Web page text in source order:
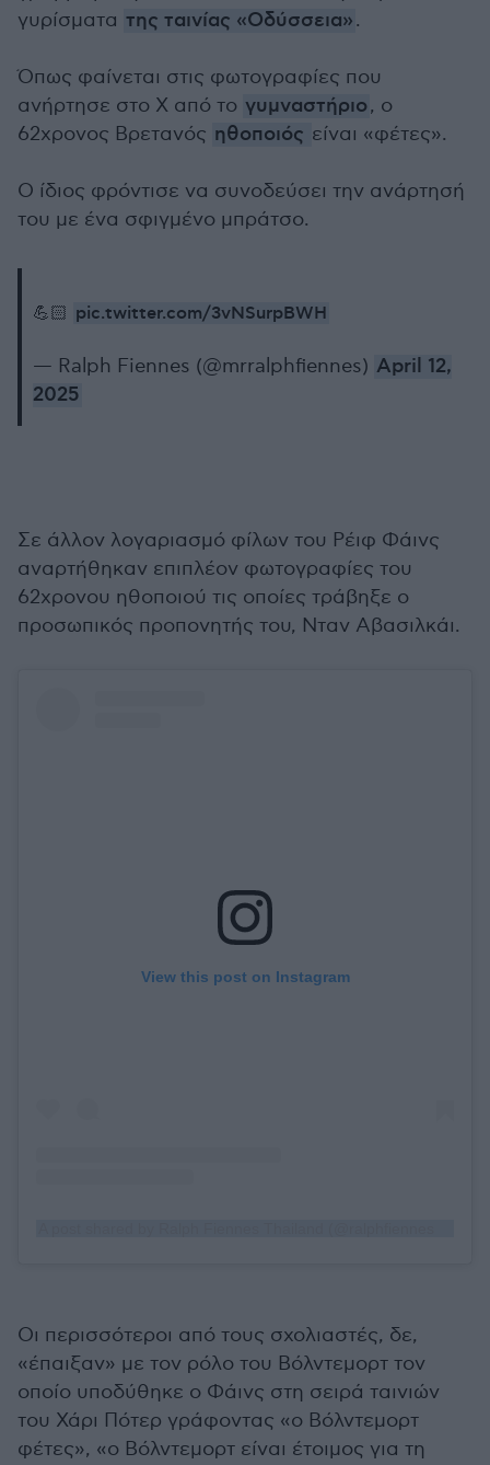
γυρίσματα της ταινίας «Οδύσσεια».
Όπως φαίνεται στις φωτογραφίες που
ανήρτησε στο Χ από το γυμναστήριο, ο
62χρονος Βρετανός ηθοποιός είναι «φέτες».
Ο ίδιος φρόντισε να συνοδεύσει την ανάρτησή
του με ένα σφιγμένο μπράτσο.
💪🏻 pic.twitter.com/3vNSurpBWH
— Ralph Fiennes (@mrralphfiennes) April 12,
2025
Σε άλλον λογαριασμό φίλων του Ρέιφ Φάινς
αναρτήθηκαν επιπλέον φωτογραφίες του
62χρονου ηθοποιού τις οποίες τράβηξε ο
προσωπικός προπονητής του, Νταν Αβασιλκάι.
View this post on Instagram
Οι περισσότεροι από τους σχολιαστές, δε,
«έπαιξαν» με τον ρόλο του Βόλντεμορτ τον
οποίο υποδύθηκε ο Φάινς στη σειρά ταινιών
του Χάρι Πότερ γράφοντας «ο Βόλντεμορτ
φέτες», «ο Βόλντεμορτ είναι έτοιμος για τη